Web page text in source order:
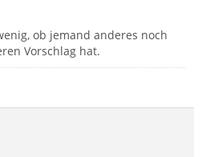
ob jemand anderes noch
Vorschlag hat.